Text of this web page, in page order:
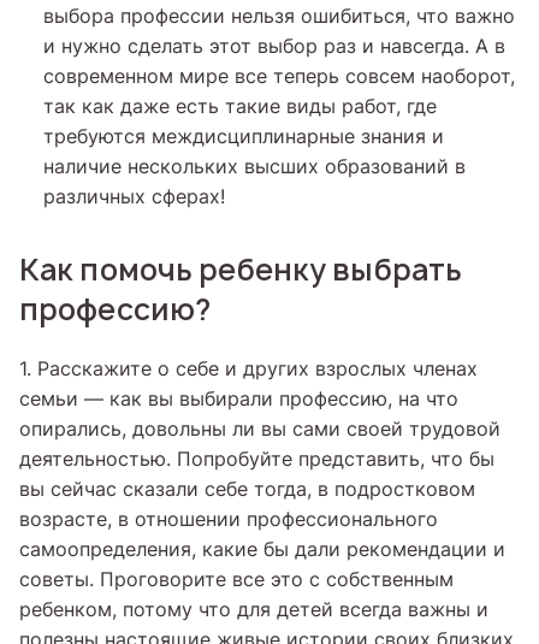
выбора профессии нельзя ошибиться, что важно
и нужно сделать этот выбор раз и навсегда. А в
современном мире все теперь совсем наоборот,
так как даже есть такие виды работ, где
требуются междисциплинарные знания и
наличие нескольких высших образований в
различных сферах!
Как помочь ребенку выбрать
профессию?
1. Расскажите о себе и других взрослых членах
семьи — как вы выбирали профессию, на что
опирались, довольны ли вы сами своей трудовой
деятельностью. Попробуйте представить, что бы
вы сейчас сказали себе тогда, в подростковом
возрасте, в отношении профессионального
самоопределения, какие бы дали рекомендации и
советы. Проговорите все это с собственным
ребенком, потому что для детей всегда важны и